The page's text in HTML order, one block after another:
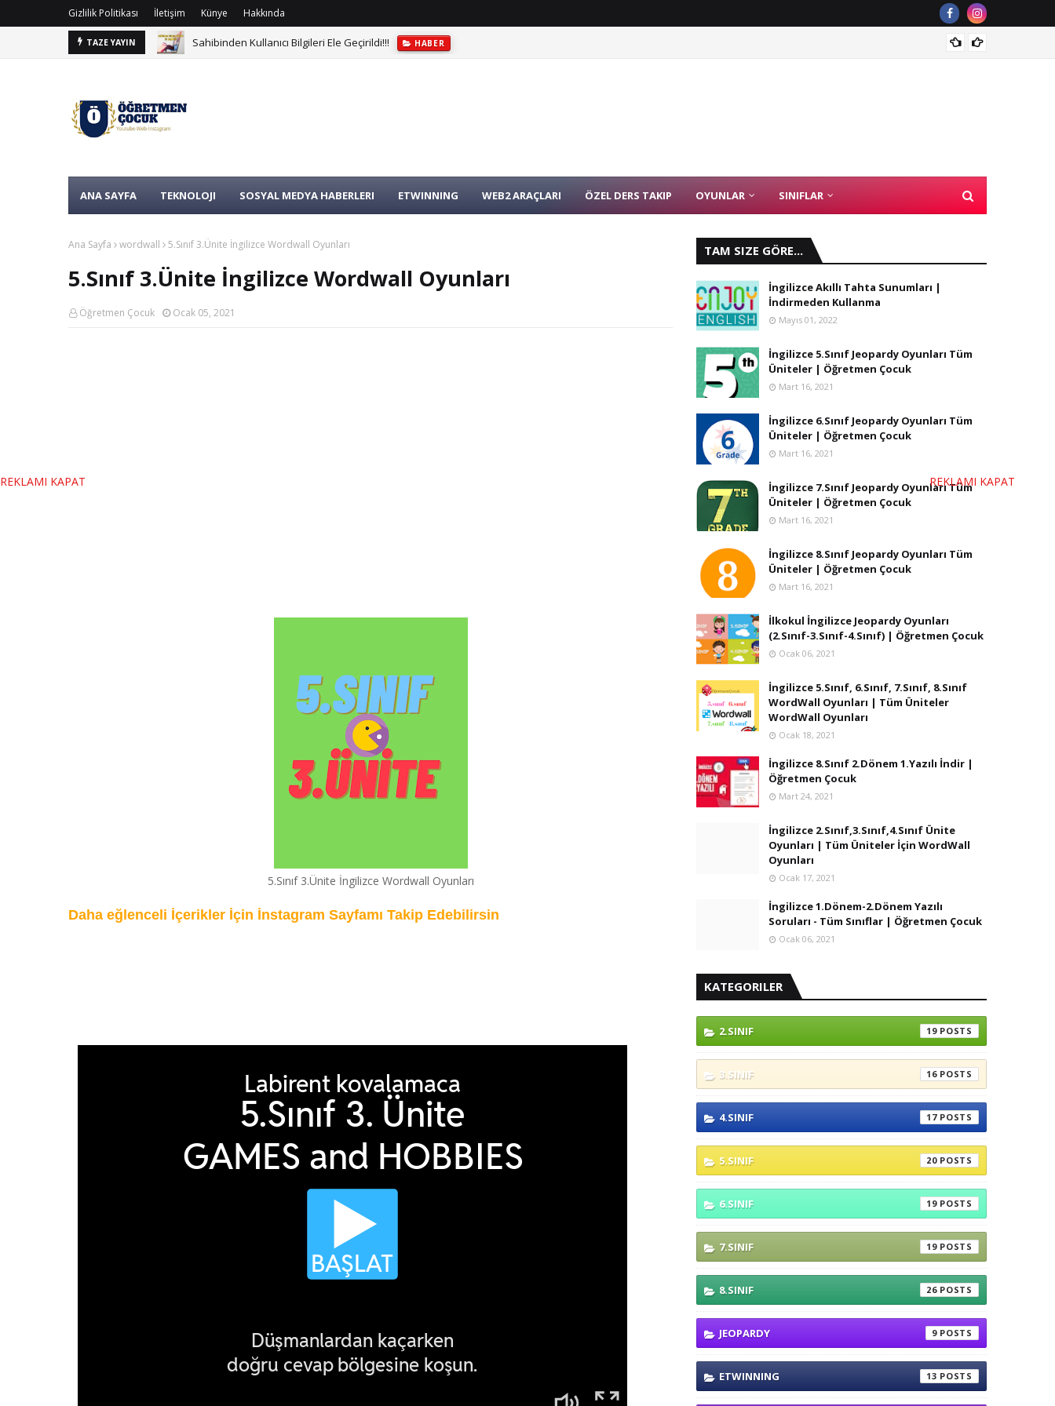
Gizlilik Politikası İletişim Künye Hakkında
TAZE YAYIN
Sahibinden Kullanıcı Bilgileri Ele Geçirildi!!!
İşte TOGG'un Şarj Ücretleri HABER
ANA SAYFA TEKNOLOJI SOSYAL MEDYA HABERLERI ETWINNING WEB2 ARAÇLARI ÖZEL DERS TAKIP OYUNLAR SINIFLAR
Ana Sayfa wordwall 5.Sınıf 3.Ünite İngilizce Wordwall Oyunları
5.Sınıf 3.Ünite İngilizce Wordwall Oyunları
Öğretmen Çocuk Ocak 05, 2021
5.Sınıf 3.Ünite İngilizce Wordwall Oyunları
Daha eğlenceli İçerikler İçin İnstagram Sayfamı Takip Edebilirsin
TAM SIZE GÖRE...
İngilizce Akıllı Tahta Sunumları |
İndirmeden Kullanma
Mayıs 01, 2022
İngilizce 5.Sınıf Jeopardy Oyunları Tüm
Üniteler | Öğretmen Çocuk
Mart 16, 2021
İngilizce 6.Sınıf Jeopardy Oyunları Tüm
Üniteler | Öğretmen Çocuk
Mart 16, 2021
İngilizce 7.Sınıf Jeopardy Oyunları Tüm
Üniteler | Öğretmen Çocuk
Mart 16, 2021
İngilizce 8.Sınıf Jeopardy Oyunları Tüm
Üniteler | Öğretmen Çocuk
Mart 16, 2021
İlkokul İngilizce Jeopardy Oyunları
(2.Sınıf-3.Sınıf-4.Sınıf) | Öğretmen Çocuk
Ocak 06, 2021
İngilizce 5.Sınıf, 6.Sınıf, 7.Sınıf, 8.Sınıf
WordWall Oyunları | Tüm Üniteler
WordWall Oyunları
Ocak 18, 2021
İngilizce 8.Sınıf 2.Dönem 1.Yazılı İndir |
Öğretmen Çocuk
Mart 24, 2021
İngilizce 2.Sınıf,3.Sınıf,4.Sınıf Ünite
Oyunları | Tüm Üniteler İçin WordWall
Oyunları
Ocak 17, 2021
İngilizce 1.Dönem-2.Dönem Yazılı
Soruları - Tüm Sınıflar | Öğretmen Çocuk
Ocak 06, 2021
KATEGORILER
2.SINIF 19
3.SINIF 16
4.SINIF 17
5.SINIF 20
6.SINIF 19
7.SINIF 19
8.SINIF 26
JEOPARDY 9
ETWINNING 13
REKLAMI KAPAT
REKLAMI KAPAT